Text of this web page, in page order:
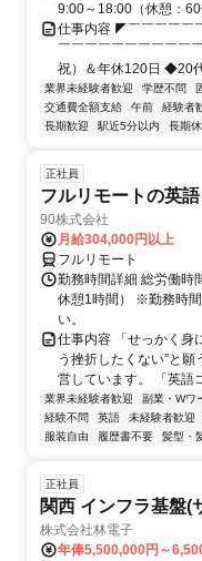
9:00～18:00（休憩：
仕事内容 ◤￣￣￣￣￣
￣￣￣￣￣￣￣￣￣￣
祝）＆年休120日 ◆20
業界未経験者歓迎 学歴不問
交通費全額支給
午前 経験者
長期歓迎
駅近5分以内 長期
正社員
フルリモートの英
90株式会社
月給304,000円以上
フルリモート
勤務時間詳細 総労働時
休憩1時間） ※勤務時
い。
仕事内容 「せっかく身
う挫折したくない”と
営しています。 「英語
業界未経験者歓迎 副業・Wワ
経験不問
英語 未経験者歓迎
服装自由
履歴書不要 髪型・
正社員
関西 インフラ基盤(
株式会社林電子
年俸5,500,000円～